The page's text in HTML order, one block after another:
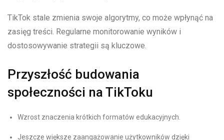
TikTok stale zmienia swoje algorytmy, co może wpłynąć na
zasięg treści. Regularne monitorowanie wyników i
dostosowywanie strategii są kluczowe.
Przyszłość budowania
społeczności na TikToku
Wzrost znaczenia krótkich formatów edukacyjnych.
Jeszcze większe zaangażowanie użytkowników dzięki